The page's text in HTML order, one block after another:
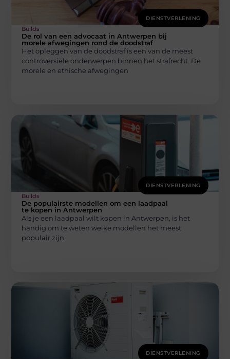
DIENSTVERLENING
Builds
De rol van een advocaat in Antwerpen bij
morele afwegingen rond de doodstraf
Het opleggen van de doodstraf is een van de meest
controversiële onderwerpen binnen het strafrecht. De
morele en ethische afwegingen
DIENSTVERLENING
Builds
De populairste modellen om een laadpaal
te kopen in Antwerpen
Als je een laadpaal wilt kopen in Antwerpen, is het
handig om te weten welke modellen het meest
populair zijn.
DIENSTVERLENING